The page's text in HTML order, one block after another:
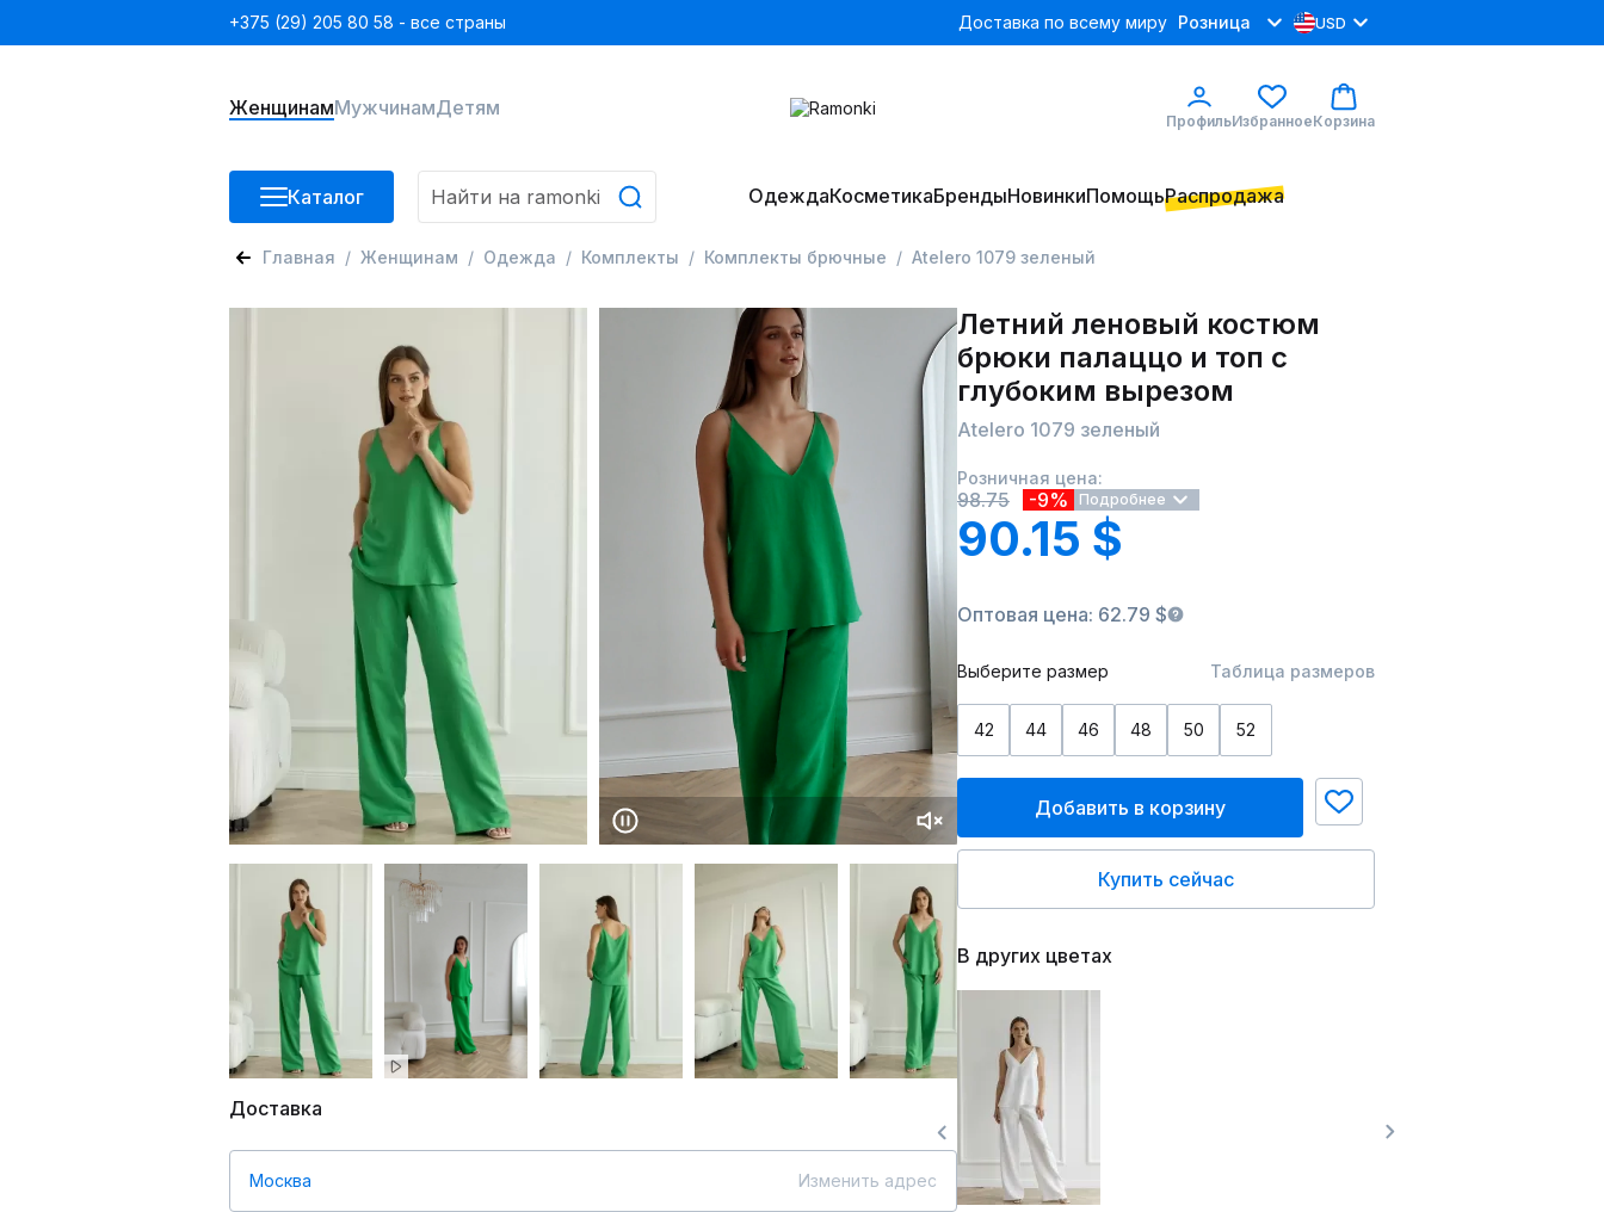
+375 (29) 205 80 58 - все страны Доставка по всему миру Розница USD
ЖенщинамМужчинамДетям
ПрофильИзбранноеКорзина
Каталог ОдеждаКосметикаБрендыНовинкиПомощьРаспродажа
Главная Женщинам Одежда Комплекты Комплекты брючные Atelero 1079 зеленый
Доставка
Москва Изменить адрес
Летний леновый костюм
брюки палаццо и топ с
глубоким вырезом
Atelero 1079 зеленый
Розничная цена:
98.75 -9% Подробнее
90.15 $
Оптовая цена: 62.79 $
Выберите размер Таблица размеров
42 44 46 48 50 52
Добавить в корзину
Купить сейчас
В других цветах